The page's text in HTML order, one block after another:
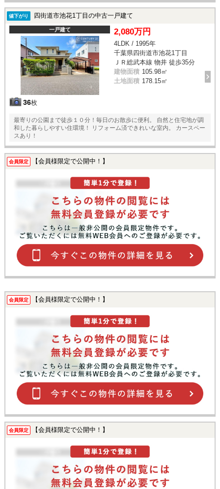
値下がり 四街道市池花1丁目の中古一戸建て
一戸建て
36枚
2,080万円
4LDK / 1995年
千葉県四街道市池花1丁目
ＪＲ総武本線 物井 徒歩35分
建物面積 105.98㎡
土地面積 178.15㎡
最寄りの公園まで徒歩１０分！毎日のお散歩に便利。 自然と住宅地が調
和した暮らしやすい住環境！ リフォーム済できれいな室内。 カースペー
スあり！
会員限定 【会員様限定で公開中！】
会員限定 【会員様限定で公開中！】
会員限定 【会員様限定で公開中！】